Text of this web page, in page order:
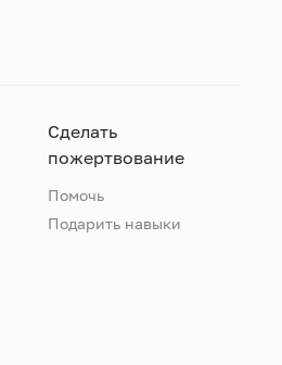
Сделать
пожертвование
Помочь
Подарить навыки